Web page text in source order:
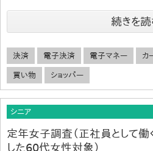
続きを
決済 電子決済 電子マネー カ
買い物 ショッパー
シニア
定年女子調査（正社員として
した60代女性対象）